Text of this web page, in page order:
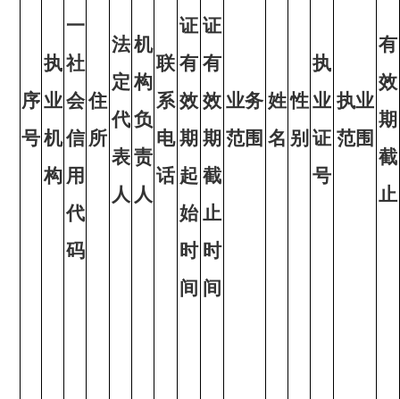
序
号
执
业
机
构
一
社
会
信
用
代
码
住
所
法
定
代
表
人
机
构
负
责
人
联
系
电
话
证
有
效
期
起
始
时
间
证
有
效
期
截
止
时
间
业务
范围
姓
名
性
别
执
业
证
号
执业
范围
有
效
期
截
止